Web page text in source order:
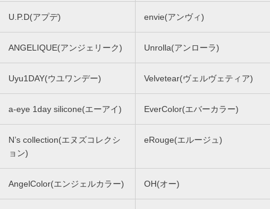
U.P.D(アプデ) envie(アンヴィ)
ANGELIQUE(アンジェリーク) Unrolla(アンローラ)
Uyu1DAY(ウユワンデー) Velvetear(ヴェルヴェティア)
a-eye 1day silicone(エーアイ) EverColor(エバーカラー)
N’s collection(エヌズコレクシ
ョン)
eRouge(エルージュ)
AngelColor(エンジェルカラー) OH(オー)